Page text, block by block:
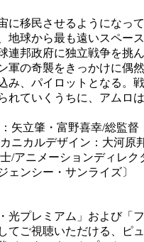
移民させるようになっ
地球から最も遠いスペー
連邦政府に独立戦争を挑
軍の奇襲をきっかけに偶
み、パイロットとなる。
れていくうちに、アムロ
矢立肇・富野喜幸/総監督
ニカルデザイン：大河原
/アニメーションディレク
ェンシー・サンライズ〕
プレミアム」および「
てご視聴いただける、ピ